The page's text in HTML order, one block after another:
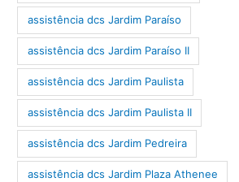
assistência dcs Jardim Paraíso
assistência dcs Jardim Paraíso II
assistência dcs Jardim Paulista
assistência dcs Jardim Paulista II
assistência dcs Jardim Pedreira
assistência dcs Jardim Plaza Athenee